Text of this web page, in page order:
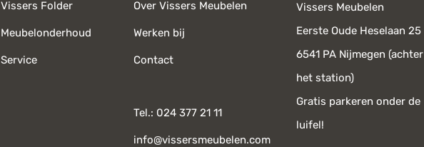
Vissers Folder
Meubelonderhoud
Service
Over Vissers Meubelen
Werken bij
Contact
Tel.: 024 377 21 11
info@vissersmeubelen.com
Vissers Meubelen
Eerste Oude Heselaan 25
6541 PA Nijmegen (achter
het station)
Gratis parkeren onder de
luifel!